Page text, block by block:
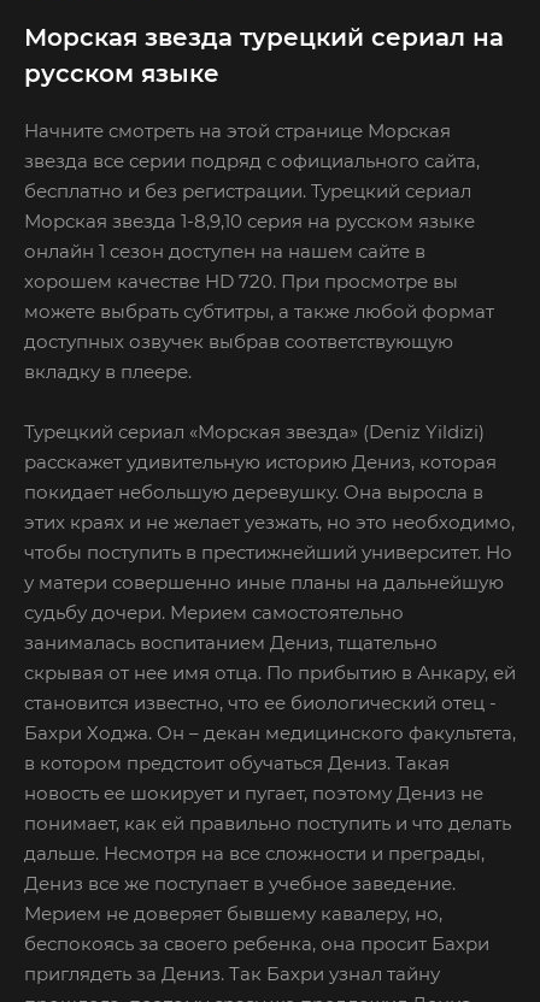
Морская звезда турецкий сериал на
русском языке
Начните смотреть на этой странице Морская
звезда все серии подряд с официального сайта,
бесплатно и без регистрации. Турецкий сериал
Морская звезда 1-8,9,10 серия на русском языке
онлайн 1 сезон доступен на нашем сайте в
хорошем качестве HD 720. При просмотре вы
можете выбрать субтитры, а также любой формат
доступных озвучек выбрав соответствующую
вкладку в плеере.
Турецкий сериал «Морская звезда» (Deniz Yildizi)
расскажет удивительную историю Дениз, которая
покидает небольшую деревушку. Она выросла в
этих краях и не желает уезжать, но это необходимо,
чтобы поступить в престижнейший университет. Но
у матери совершенно иные планы на дальнейшую
судьбу дочери. Мерием самостоятельно
занималась воспитанием Дениз, тщательно
скрывая от нее имя отца. По прибытию в Анкару, ей
становится известно, что ее биологический отец -
Бахри Ходжа. Он – декан медицинского факультета,
в котором предстоит обучаться Дениз. Такая
новость ее шокирует и пугает, поэтому Дениз не
понимает, как ей правильно поступить и что делать
дальше. Несмотря на все сложности и преграды,
Дениз все же поступает в учебное заведение.
Мерием не доверяет бывшему кавалеру, но,
беспокоясь за своего ребенка, она просит Бахри
приглядеть за Дениз. Так Бахри узнал тайну